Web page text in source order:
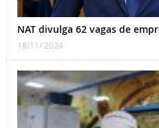
NAT divulga 62 vagas de
18/11/ 2024